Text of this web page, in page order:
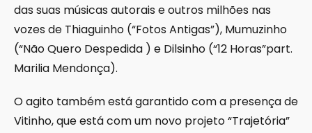
das suas músicas autorais e outros milhões nas
vozes de Thiaguinho (“Fotos Antigas”), Mumuzinho
(“Não Quero Despedida ) e Dilsinho (“12 Horas”part.
Marilia Mendonça).
O agito também está garantido com a presença de
Vitinho, que está com um novo projeto “Trajetória”